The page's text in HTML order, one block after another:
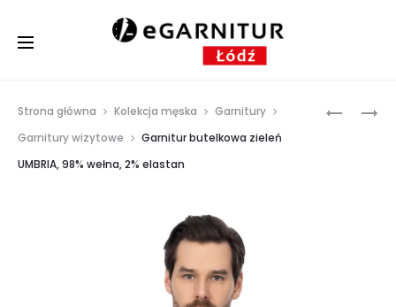
Strona główna Kolekcja męska
Garnitury
Garnitury wizytowe
Garnitur butelkowa zieleń
UMBRIA, 98% wełna, 2% elastan